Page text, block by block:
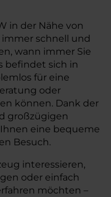
in der Nähe von
immer schnell und
wann immer Sie
befindet sich in
für eine
oder
können. Dank der
großzügigen
eine bequeme
Besuch.
interessieren,
oder einfach
möchten –